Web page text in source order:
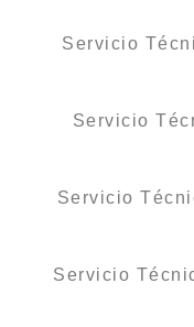
Servicio
Servicio
Servicio
Servicio